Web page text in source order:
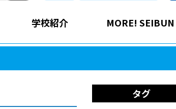
学校紹介 MORE! SEIBUN
タグ